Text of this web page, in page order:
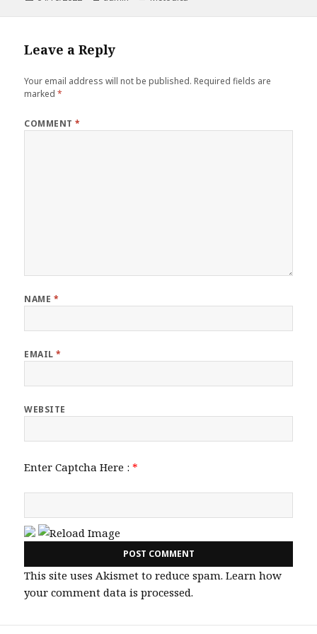
Leave a Reply
Your email address will not be published. Required fields are
marked*
COMMENT*
NAME *
EMAIL*
WEBSITE
Enter Captcha Here :*
This site uses Akismet to reduce spam.Learn how
your comment data is processed.